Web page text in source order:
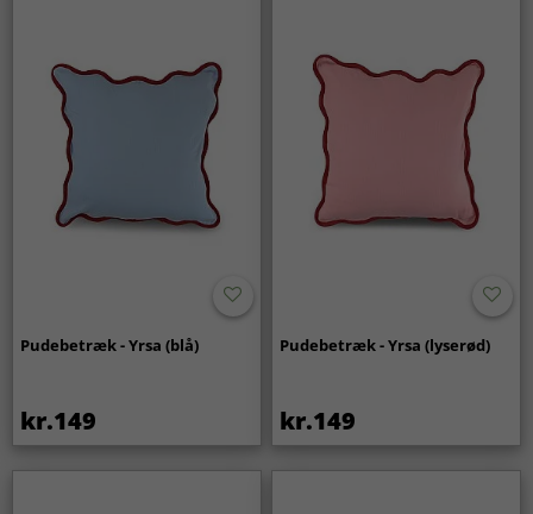
Pudebetræk - Yrsa (blå)
kr.149
Pudebetræk - Yrsa (lyserød)
kr.149